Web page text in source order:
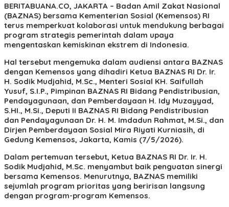
BERITABUANA.CO, JAKARTA – Badan Amil Zakat Nasional
(BAZNAS) bersama Kementerian Sosial (Kemensos) RI
terus memperkuat kolaborasi untuk mendukung berbagai
program strategis pemerintah dalam upaya
mengentaskan kemiskinan ekstrem di Indonesia.
Hal tersebut mengemuka dalam audiensi antara BAZNAS
dengan Kemensos yang dihadiri Ketua BAZNAS RI Dr. Ir.
H. Sodik Mudjahid, M.Sc., Menteri Sosial KH. Saifullah
Yusuf, S.I.P., Pimpinan BAZNAS RI Bidang Pendistribusian,
Pendayagunaan, dan Pemberdayaan H. Idy Muzayyad,
S.HI., M.Si., Deputi II BAZNAS RI Bidang Pendistribusian
dan Pendayagunaan Dr. H. M. Imdadun Rahmat, M.Si., dan
Dirjen Pemberdayaan Sosial Mira Riyati Kurniasih, di
Gedung Kemensos, Jakarta, Kamis (7/5/2026).
Dalam pertemuan tersebut, Ketua BAZNAS RI Dr. Ir. H.
Sodik Mudjahid, M.Sc. menyambut baik penguatan sinergi
bersama Kemensos. Menurutnya, BAZNAS memiliki
sejumlah program prioritas yang beririsan langsung
dengan program-program Kemensos.